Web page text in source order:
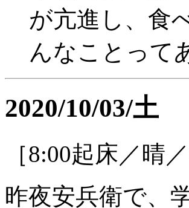
が亢進し、食
んなことって
2020/10/03/土
［8:00起床／晴
昨夜安兵衛で、